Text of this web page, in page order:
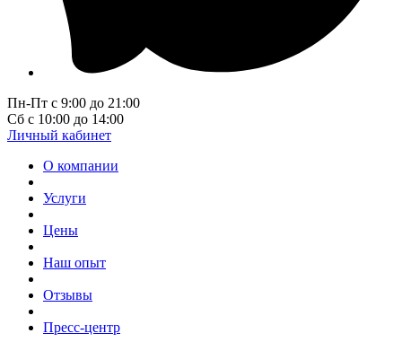
Пн-Пт с 9:00 до 21:00
Сб с 10:00 до 14:00
Личный кабинет
О компании
Услуги
Цены
Наш опыт
Отзывы
Пресс-центр